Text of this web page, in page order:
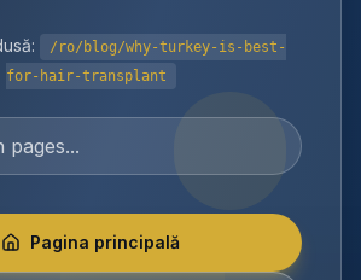
/ro/blog/why-turkey-is-best-
for-hair-transplant
Pagina principală